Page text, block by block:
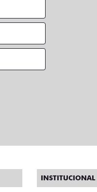
INSTITUCIONAL